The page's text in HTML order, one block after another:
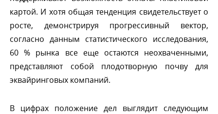
картой. И хотя общая тенденция свидетельствует о
росте, демонстрируя прогрессивный вектор,
согласно данным статистического исследования,
60 % рынка все еще остаются неохваченными,
представляют собой плодотворную почву для
эквайринговых компаний.
цифрах положение дел выглядит следующим